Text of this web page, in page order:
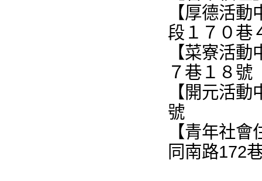
【厚德活
段１７０巷
【菜寮活
７巷１８號
【開元活
號
【青年社會
同南路172